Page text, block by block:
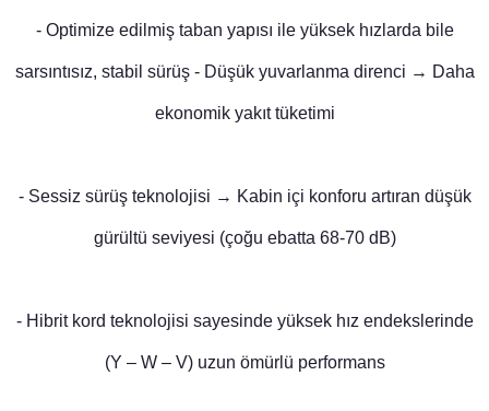
- Optimize edilmiş taban yapısı ile yüksek hızlarda bile
sarsıntısız, stabil sürüş - Düşük yuvarlanma direnci → Daha
ekonomik yakıt tüketimi
- Sessiz sürüş teknolojisi → Kabin içi konforu artıran düşük
gürültü seviyesi (çoğu ebatta 68-70 dB)
- Hibrit kord teknolojisi sayesinde yüksek hız endekslerinde
(Y – W – V) uzun ömürlü performans